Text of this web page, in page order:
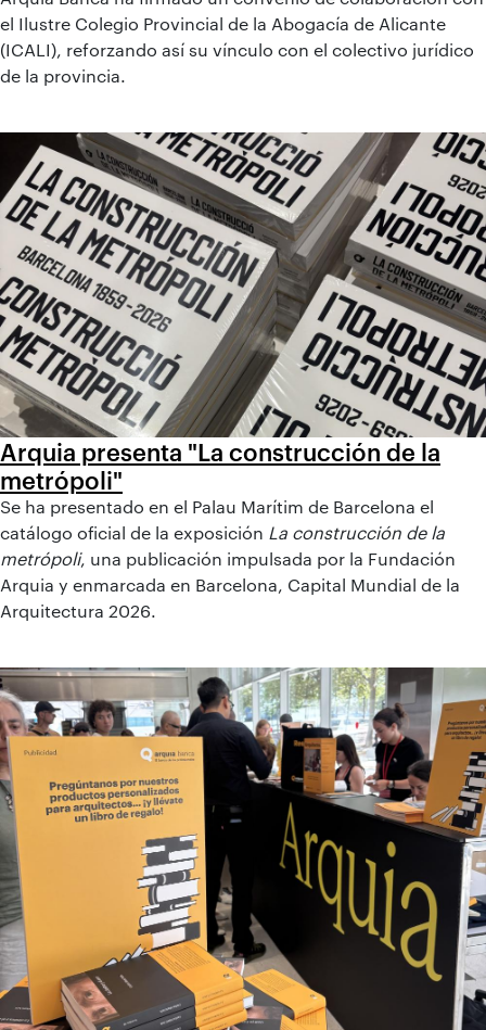
el Ilustre Colegio Provincial de la Abogacía de Alicante
(ICALI), reforzando así su vínculo con el colectivo jurídico
de la provincia.
Arquia presenta "La construcción de la
metrópoli"
Se ha presentado en el Palau Marítim de Barcelona el
catálogo oficial de la exposición La construcción de la
metrópoli, una publicación impulsada por la Fundación
Arquia y enmarcada en Barcelona, Capital Mundial de la
Arquitectura 2026.